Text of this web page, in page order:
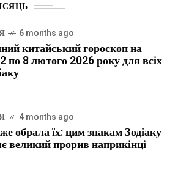
6 months ago
китайський гороскоп на
по 8 лютого 2026 року для всіх
4 months ago
обрала їх: цим знакам Зодіаку
великий прорив наприкінці